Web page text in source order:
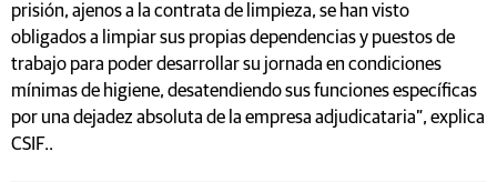
prisión, ajenos a la contrata de limpieza, se han visto
obligados a limpiar sus propias dependencias y puestos de
trabajo para poder desarrollar su jornada en condiciones
mínimas de higiene, desatendiendo sus funciones específicas
por una dejadez absoluta de la empresa adjudicataria”, explica
CSIF..